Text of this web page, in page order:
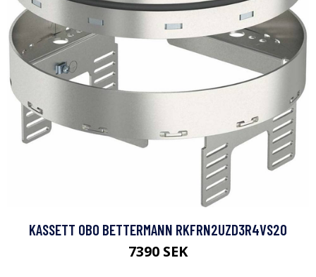
KASSETT OBO BETTERMANN RKFRN2UZD3R4VS20
7390 SEK